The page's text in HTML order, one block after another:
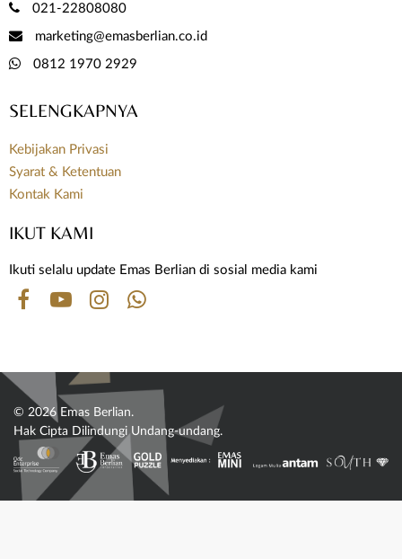
021-22808080
marketing@emasberlian.co.id
0812 1970 2929
SELENGKAPNYA
Kebijakan Privasi
Syarat & Ketentuan
Kontak Kami
IKUT KAMI
Ikuti selalu update Emas Berlian di sosial media kami
© 2026 Emas Berlian.
Hak Cipta Dilindungi Undang-undang.